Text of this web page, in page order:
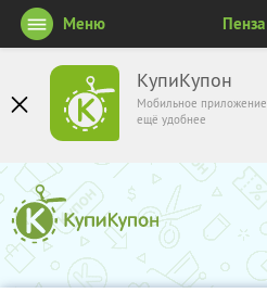
КупиКупон
Мобильное приложение
ещё удобнее
Меню Пенза